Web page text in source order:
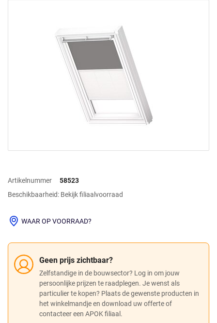
Artikelnummer
58523
Beschikbaarheid: Bekijk filiaalvoorraad
Geen prijs zichtbaar?
Zelfstandige in de bouwsector? Log in om jouw
persoonlijke prijzen te raadplegen. Je wenst als
particulier te kopen? Plaats de gewenste producten in
het winkelmandje en download uw offerte of
contacteer een APOK filiaal.
WAAR OP VOORRAAD?